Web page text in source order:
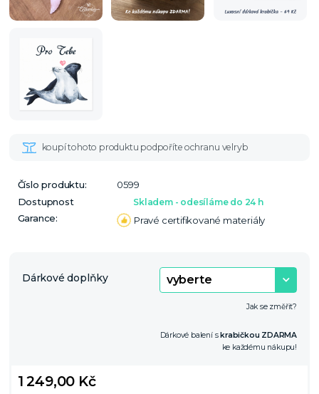
Číslo produktu:
0599
Dostupnost
Skladem - odesíláme do 24 h
Garance: Pravé certifikované materiály
Dárkové doplňky
Jak se změřit?
Dárkové balení s krabičkou ZDARMA
ke každému nákupu!
1 249,00 Kč